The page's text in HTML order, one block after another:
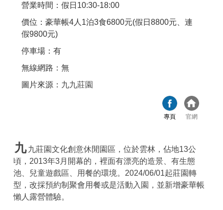
營業時間：假日10:30-18:00
價位：豪華帳4人1泊3食6800元(假日8800元、連
假9800元)
停車場：有
無線網路：無
圖片來源： 九九莊園
專頁 官網
九 九莊園文化創意休閒園區，位於雲林，佔地13公
頃，2013年3月開幕的，裡面有漂亮的造景、有生態
池、兒童遊戲區、用餐的環境。2024/06/01起莊園轉
型，改採預約制聚會用餐或是活動入園，並新增豪華帳
懶人露營體驗。